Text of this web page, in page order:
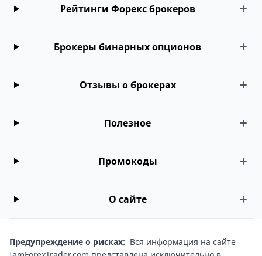
Рейтинги Форекс брокеров
Брокеры бинарных опционов
Отзывы о брокерах
Полезное
Промокоды
О сайте
Предупреждение о рисках: Вся информация на сайте